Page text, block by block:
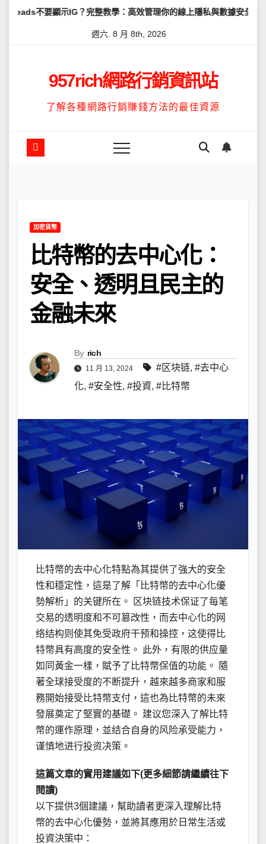
示IG？完整教學：高效管理你的線上隱私與數據安全 怎麼讓
週六. 8 月 8th, 2026
957rich網路行銷資訊站
了解各種網路行銷賺錢方法的最佳資源
加密貨幣
比特幣的去中心化：
安全、透明且民主的
金融未來
By rich
11 月 13, 2024 #区块链, #去中心
化, #安全性, #投資, #比特幣
比特幣的去中心化特點為其提供了強大的安全
性和穩定性，這是了解「比特幣的去中心化優
勢解析」的关键所在。 区块链技术保证了每笔
交易的透明度和不可篡改性，而去中心化的网
络结构则使其免受政府干预和操控，这使得比
特幣具有高度的安全性。 此外，有限的供应量
如同黃金一樣，賦予了比特幣保值的功能。 隨
著全球接受度的不断提升，越來越多商家和服
務開始接受比特幣支付，這也為比特幣的未來
發展奠定了堅實的基礎。 建议您深入了解比特
幣的運作原理，並结合自身的风险承受能力，
谨慎地进行投资决策。
這篇文章的實用建議如下(更多細節請繼續往下
閱讀)
以下提供3個建議，幫助讀者更深入理解比特
幣的去中心化優勢，並將其應用於日常生活或
投資決策中：